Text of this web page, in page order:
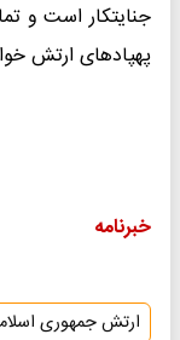
جنایتکار است و
پهپادهای ارتش
خبرنامه
ارتش جمهوری